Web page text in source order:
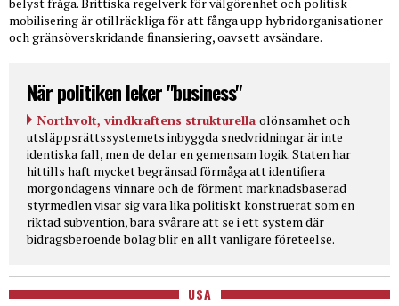
mobilisering är otillräckliga för att fånga upp hybridorganisationer
och gränsöverskridande finansiering, oavsett avsändare.
När politiken leker "business"
Northvolt, vindkraftens strukturella olönsamhet och
utsläppsrättssystemets inbyggda snedvridningar är inte
identiska fall, men de delar en gemensam logik. Staten har
hittills haft mycket begränsad förmåga att identifiera
morgondagens vinnare och de förment marknadsbaserad
styrmedlen visar sig vara lika politiskt konstruerat som en
riktad subvention, bara svårare att se i ett system där
bidragsberoende bolag blir en allt vanligare företeelse.
USA